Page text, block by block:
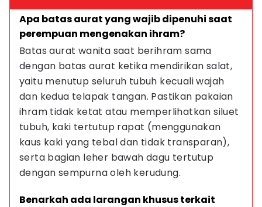
Apa batas aurat yang wajib dipenuhi saat
perempuan mengenakan ihram?
Batas aurat wanita saat berihram sama
dengan batas aurat ketika mendirikan salat,
yaitu menutup seluruh tubuh kecuali wajah
dan kedua telapak tangan. Pastikan pakaian
ihram tidak ketat atau memperlihatkan siluet
tubuh, kaki tertutup rapat (menggunakan
kaus kaki yang tebal dan tidak transparan),
serta bagian leher bawah dagu tertutup
dengan sempurna oleh kerudung.
Benarkah ada larangan khusus terkait